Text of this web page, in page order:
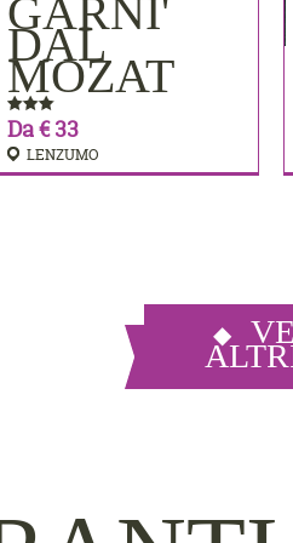
GARNI'
DAL
MOZAT
Da € 33
LENZUMO
PRENOTA